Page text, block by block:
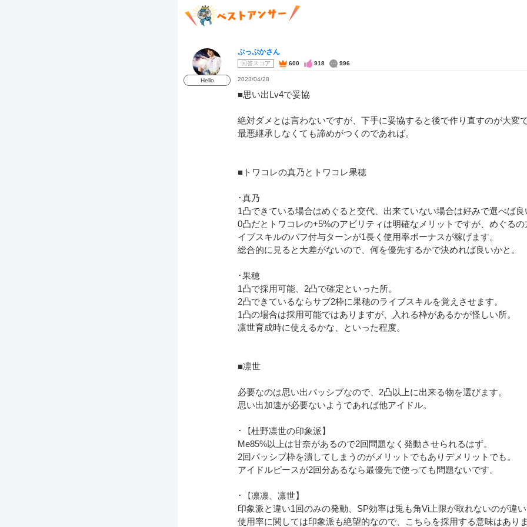
Hello
ぷっぷかさん
回答スコア 600 918 996
2023/04/28
■思い出Lv4で妥協
絶対ダメとは言わないですが、下手に妥協すると後で作り直すのが大変で
最悪継承しなくても諦めがつくのであれば。
■トワコレの真乃とトワコレ果穂
･真乃
1凸できている場合はめぐると交代、出来ていない場合は好みで選べば良
0凸だとトワコレの+5%のアビリティは明確なメリットですが、めぐるの
イブスキルのバフ付与ターンが1長く使用率ボーナスが稼げます。
総合的に見ると大差がないので、何を優先するかで決めれば良いかと。
･果穂
1凸で採用可能、2凸で確定といった所。
2凸できているならサブ2枠に果穂のライブスキルを覚えさせます。
1凸の場合は採用可能ではありますが、入れる枠があるかが怪しい所。
凛世育成時に使えるかな、といった程度。
■凛世
必要なのは思い出パッシブなので、2凸以上に出来る物を選びます。
思い出加速が必要ないようであれば他アイドル。
･【杜野凛世の印象派】
Me85%以上は甘奈があるので2回問題なく発動させられるはず。
2回パッシブ枠を潰してしまうのがメリットでもありデメリットでも。
アイドルピースが2回分あるなら最優先で使っても問題ないです。
･【凛凛、凛世】
印象派と違い1回のみの発動、SP効率は兎も角Vi上限が取れないのが違い
使用率に関しては印象派も絶望的なので、こちらを採用する意味はありま